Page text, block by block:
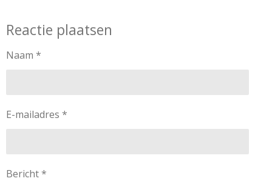
e
n
l
r
e
e
n
Reactie plaatsen
Naam *
E-mailadres *
Bericht *